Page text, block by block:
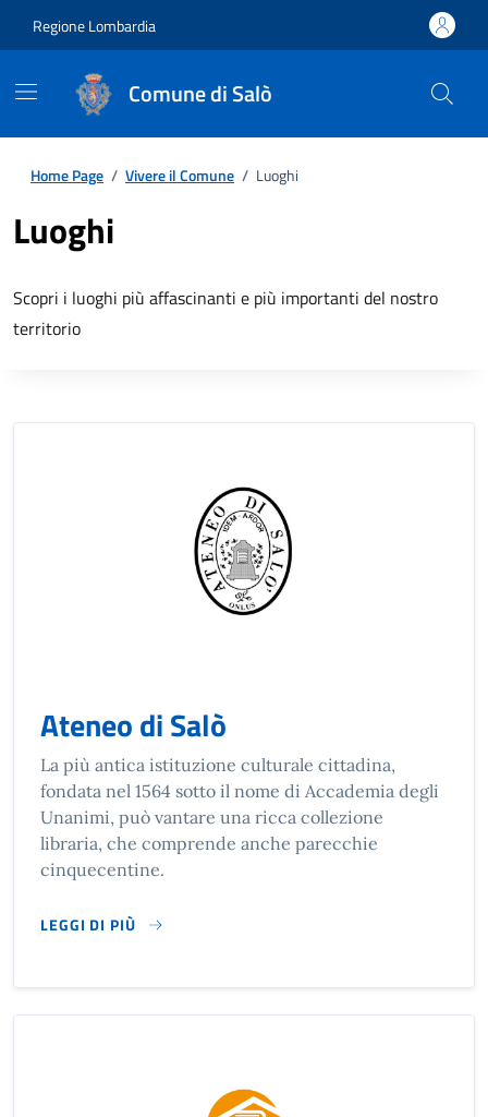
Regione Lombardia
Comune di Salò
Home Page / Vivere il Comune / Luoghi
Luoghi
Scopri i luoghi più affascinanti e più importanti del nostro
territorio
Ateneo di Salò
La più antica istituzione culturale cittadina,
fondata nel 1564 sotto il nome di Accademia degli
Unanimi, può vantare una ricca collezione
libraria, che comprende anche parecchie
cinquecentine.
LEGGI DI PIÙ
SU ATENEO DI SALÒ